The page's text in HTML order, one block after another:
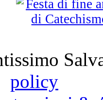
policy